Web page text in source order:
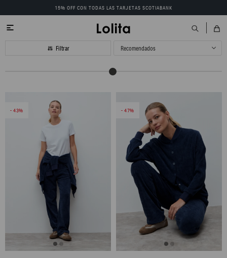
15% OFF CON TODAS LAS TARJETAS SCOTIABANK

Recomendados
43 47